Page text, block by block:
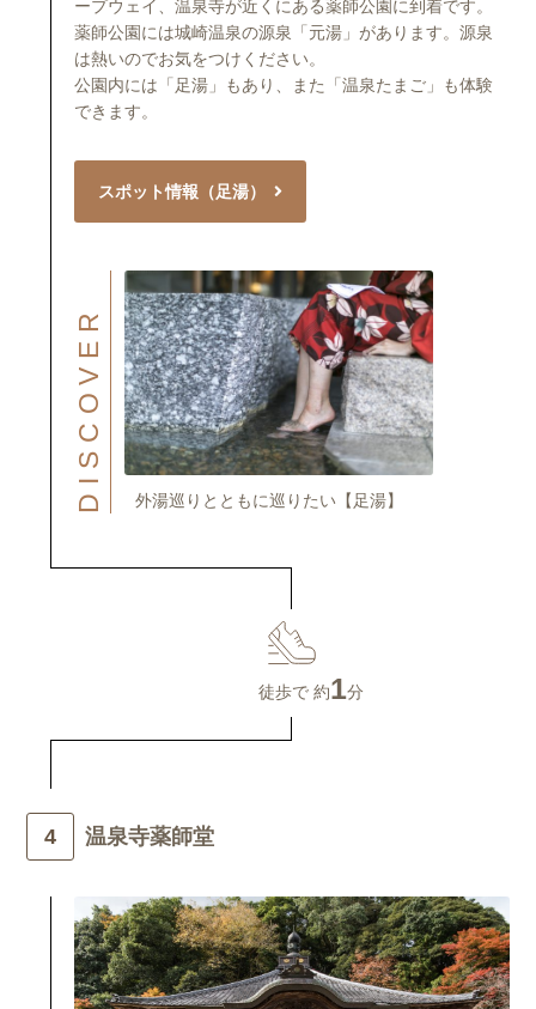
ープウェイ、温泉寺が近くにある薬師公園に到着です。
薬師公園には城崎温泉の源泉「元湯」があります。源泉
は熱いのでお気をつけください。
公園内には「足湯」もあり、また「温泉たまご」も体験
できます。
スポット情報（足湯）
DISCOVER 外湯巡りとともに巡りたい【足湯】
徒歩で 約1分
温泉寺薬師堂